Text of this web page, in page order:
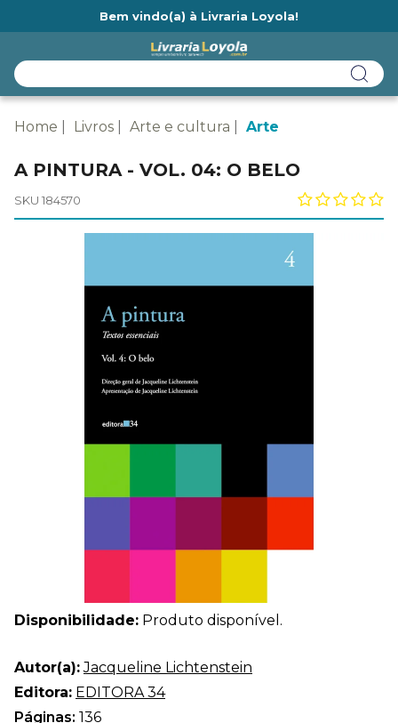
Bem vindo(a) à Livraria Loyola!
Home Livros Arte e cultura Arte
A PINTURA - VOL. 04: O BELO
SKU 184570
Disponibilidade: Produto disponível.
Autor(a): Jacqueline Lichtenstein
Editora: EDITORA 34
Páginas: 136